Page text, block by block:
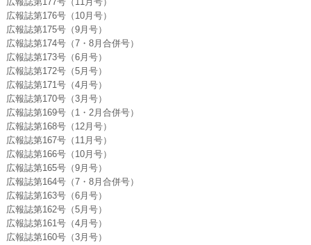
広報誌第176号（10月号）
広報誌第175号（9月号）
広報誌第174号（7・8月合併号）
広報誌第173号（6月号）
広報誌第172号（5月号）
広報誌第171号（4月号）
広報誌第170号（3月号）
広報誌第169号（1・2月合併号）
広報誌第168号（12月号）
広報誌第167号（11月号）
広報誌第166号（10月号）
広報誌第165号（9月号）
広報誌第164号（7・8月合併号）
広報誌第163号（6月号）
広報誌第162号（5月号）
広報誌第161号（4月号）
広報誌第160号（3月号）